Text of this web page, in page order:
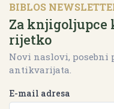
BIBLOS
Za knjigoljupce
rijetko
Novi naslovi,
antikvarijata.
E-mail adresa